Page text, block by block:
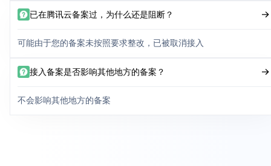
已在腾讯云备案过，为什么还是阻断？
可能由于您的备案未按照要求整改，已被取消接入
接入备案是否影响其他地方的备案？
不会影响其他地方的备案